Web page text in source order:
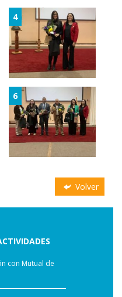
4
6
Volver
con Mutual de